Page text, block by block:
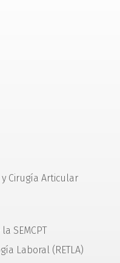
Cirugía Articular
SEMCPT
Laboral (RETLA)